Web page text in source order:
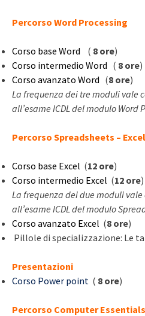
Percorso Word Processing
Corso base Word ( 8 ore)
Corso intermedio Word ( 8 ore)
Corso avanzato Word (8 ore)
La frequenza dei tre moduli vale
all’esame ICDL del modulo Word
Percorso Spreadsheets – Excel
Corso base Excel (12 ore)
Corso intermedio Excel (12 ore)
La frequenza dei due moduli
all’esame ICDL del modulo
Corso avanzato Excel (8 ore)
Pillole di specializzazione: Le
Presentazioni
Corso Power point ( 8 ore)
Percorso Computer Essentials